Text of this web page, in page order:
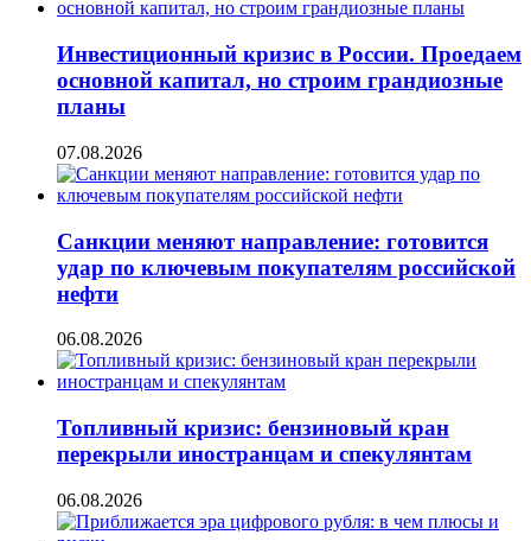
Инвестиционный кризис в России. Проедаем
основной капитал, но строим грандиозные
планы
07.08.2026
Санкции меняют направление: готовится
удар по ключевым покупателям российской
нефти
06.08.2026
Топливный кризис: бензиновый кран
перекрыли иностранцам и спекулянтам
06.08.2026